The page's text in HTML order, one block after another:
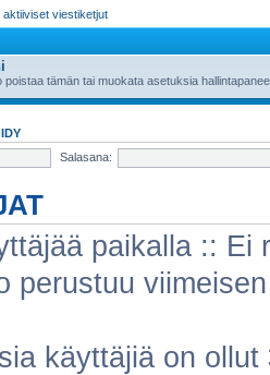
aktiiviset viestiketjut
poistaa tämän tai muokata asetuksia
Salasana:
paikalla :: Ei
perustuu
käyttäjiä on ollut